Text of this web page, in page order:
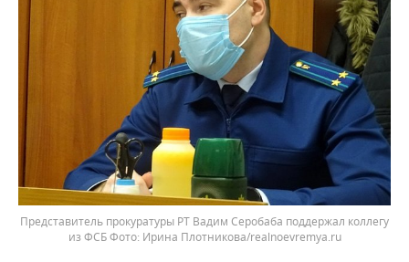
Представитель прокуратуры РТ Вадим Серобаба поддержал коллегу
из ФСБ
Ирина Плотникова/realnoevremya.ru